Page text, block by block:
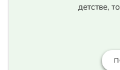
детстве,